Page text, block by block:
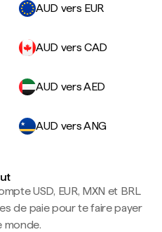
AUD vers EUR
AUD vers CAD
AUD vers AED
AUD vers ANG
USD, EUR, MXN et BRL
de paie pour te faire payer
monde.